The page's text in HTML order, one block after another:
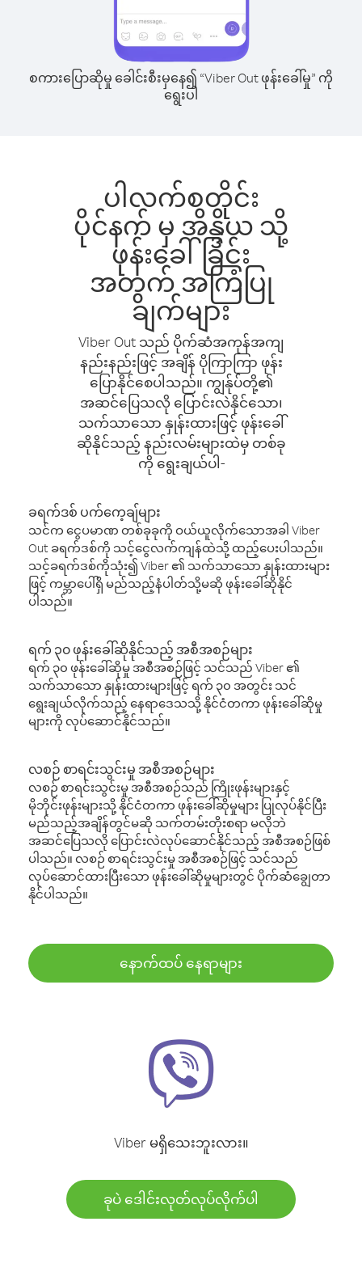
စကားပြောဆိုမှု ခေါင်းစီးမှနေ၍ “Viber Out ဖုန်းခေါ်မှု” ကို
ရွေးပါ
ပါလက်စတိုင်း
ပိုင်နက် မှ အိန္ဒိယ သို့
ဖုန်းခေါ်ခြင်း
အတွက် အကြံပြု
ချက်များ
Viber Out သည် ပိုက်ဆံအကုန်အကျ
နည်းနည်းဖြင့် အချိန် ပိုကြာကြာ ဖုန်း
ပြောနိုင်စေပါသည်။ ကျွန်ုပ်တို့၏
အဆင်ပြေသလို ပြောင်းလဲနိုင်သော၊
သက်သာသော နှုန်းထားဖြင့် ဖုန်းခေါ်
ဆိုနိုင်သည့် နည်းလမ်းများထဲမှ တစ်ခု
ကို ရွေးချယ်ပါ-
ခရက်ဒစ် ပက်ကေ့ချ်များ
သင်က ငွေပမာဏ တစ်ခုခုကို ဝယ်ယူလိုက်သောအခါ Viber
Out ခရက်ဒစ်ကို သင့်ငွေလက်ကျန်ထဲသို့ ထည့်ပေးပါသည်။
သင့်ခရက်ဒစ်ကိုသုံး၍ Viber ၏ သက်သာသော နှုန်းထားများ
ဖြင့် ကမ္ဘာပေါ်ရှိ မည်သည့်နံပါတ်သို့မဆို ဖုန်းခေါ်ဆိုနိုင်
ပါသည်။
ရက် ၃၀ ဖုန်းခေါ်ဆိုနိုင်သည့် အစီအစဉ်များ
ရက် ၃၀ ဖုန်းခေါ်ဆိုမှု အစီအစဉ်ဖြင့် သင်သည် Viber ၏
သက်သာသော နှုန်းထားများဖြင့် ရက် ၃၀ အတွင်း သင်
ရွေးချယ်လိုက်သည့် နေရာဒေသသို့ နိုင်ငံတကာ ဖုန်းခေါ်ဆိုမှု
များကို လုပ်ဆောင်နိုင်သည်။
လစဉ် စာရင်းသွင်းမှု အစီအစဉ်များ
လစဉ် စာရင်းသွင်းမှု အစီအစဉ်သည် ကြိုးဖုန်းများနှင့်
မိုဘိုင်းဖုန်းများသို့ နိုင်ငံတကာ ဖုန်းခေါ်ဆိုမှုများ ပြုလုပ်နိုင်ပြီး
မည်သည့်အချိန်တွင်မဆို သက်တမ်းတိုးစရာ မလိုဘဲ
အဆင်ပြေသလို ပြောင်းလဲလုပ်ဆောင်နိုင်သည့် အစီအစဉ်ဖြစ်
ပါသည်။ လစဉ် စာရင်းသွင်းမှု အစီအစဉ်ဖြင့် သင်သည်
လုပ်ဆောင်ထားပြီးသော ဖုန်းခေါ်ဆိုမှုများတွင် ပိုက်ဆံချွေတာ
နိုင်ပါသည်။
နောက်ထပ် နေရာများ
Viber မရှိသေးဘူးလား။
ခုပဲ ဒေါင်းလုတ်လုပ်လိုက်ပါ